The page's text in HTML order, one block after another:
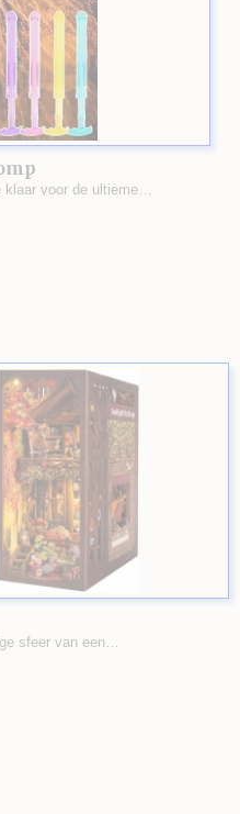
klaar voor de ultieme…
sfeer van een…